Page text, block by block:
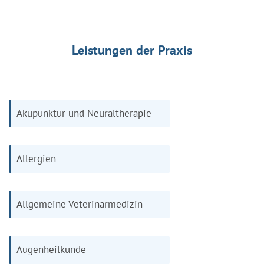
Leistungen der Praxis
Akupunktur und Neuraltherapie
Allergien
Allgemeine Veterinärmedizin
Augenheilkunde